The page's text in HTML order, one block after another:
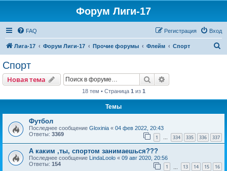
Форум Лиги-17
FAQ Вход
Регистрация
Лига-17 Форум Лиги-17 Прочие форумы Флейм Спорт
Спорт
Новая тема Поиск
18 тем • Страница 1 из 1
Темы
Футбол
Последнее сообщение Gloxinia « 04 фев 2022, 20:43
Ответы: 3369 1 … 334 335 336 337
А каким ,ты, спортом занимаешься???
Последнее сообщение LindaLoolo « 09 авг 2020, 20:56
Ответы: 154 1 13 14 15 16